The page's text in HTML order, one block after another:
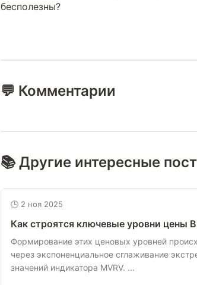
бесполезны?
💬 Комментарии
📚 Другие интересные
🕒 2 ноя 2025
Как строятся ключевые уровни цены
Формирование этих ценовых уровней
через экспоненциальное сглаживание
значений индикатора MVRV. ...